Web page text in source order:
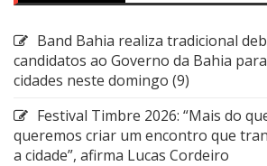
Band Bahia realiza tradicional
candidatos ao Governo da Bahia
cidades neste domingo (9)
Festival Timbre 2026: “Mais do
queremos criar um encontro que
a cidade”, afirma Lucas Cordeiro